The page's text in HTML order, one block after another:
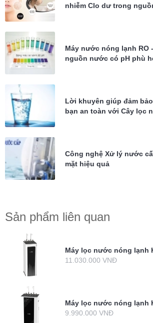
nhiễm Clo dư trong
Máy nước nóng lạnh RO
nguồn nước có pH phù
Lời khuyên giúp đảm
bạn an toàn với Cây lọc
Công nghệ Xử lý nước
mặt hiệu quả
Sản phẩm liên quan
Máy lọc nước nóng lạnh
11.030.000 VNĐ
Máy lọc nước nóng lạnh
9.990.000 VNĐ